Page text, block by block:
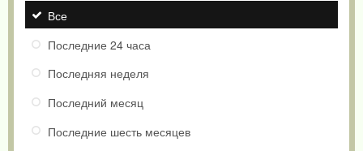
Все
Последние 24 часа
Последняя неделя
Последний месяц
Последние шесть месяцев